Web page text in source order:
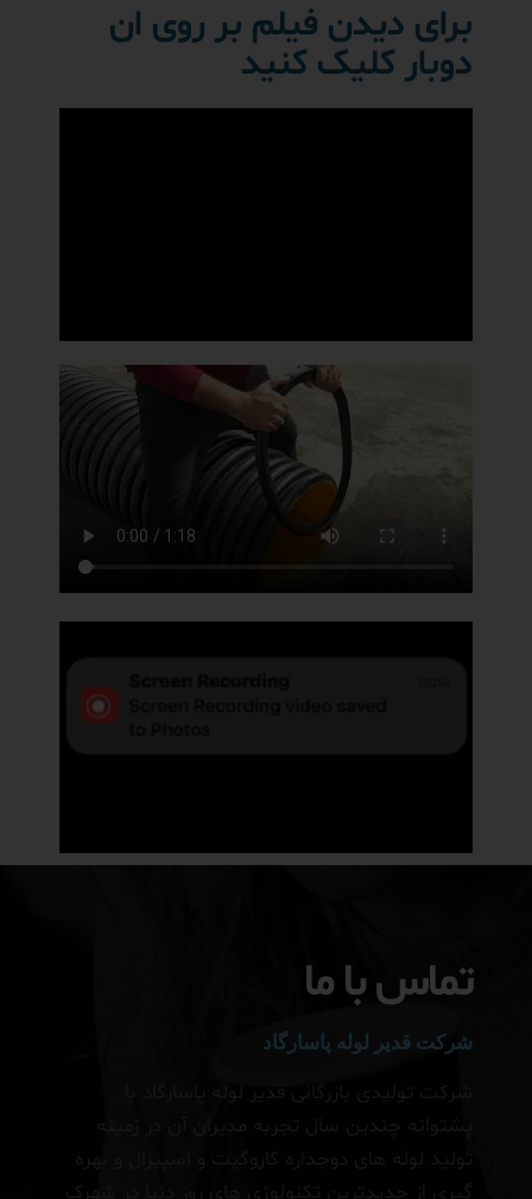
برای دیدن فیلم بر روی ان
دوبار کلیک کنید
تماس با ما
شرکت قدیر لوله پاسارگاد
شرکت تولیدی بازرگانی قدیر لوله پاسارگاد با
پشتوانه چندین سال تجربه مدیران آن در زمینه
تولید لوله های دوجداره کاروگیت و اسپیرال و بهره
گیری از جدیدترین تکنولوژی های روز دنیا در شهرک